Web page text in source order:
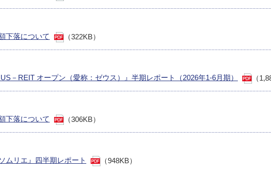
下落について （322KB）
－REIT オープン（愛称：ゼウス）』半期レポート（2026年1-6月期） （
下落について （306KB）
ムリエ』四半期レポート （948KB）